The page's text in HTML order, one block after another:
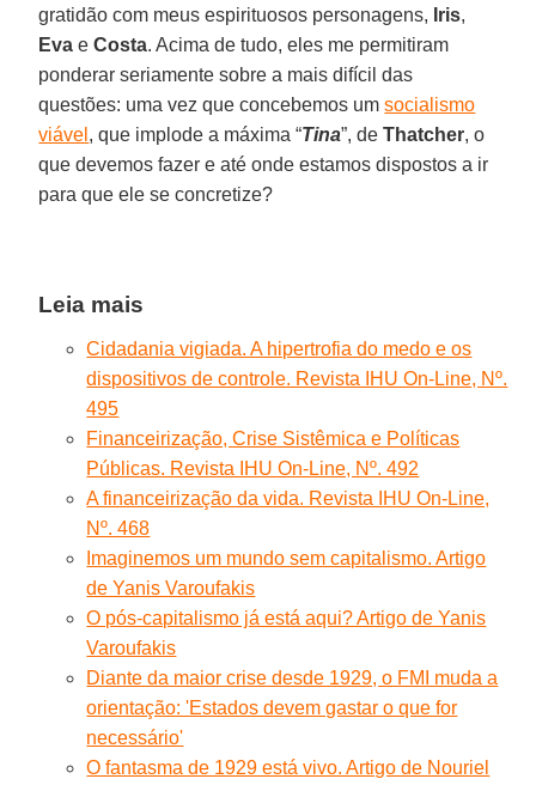
gratidão com meus espirituosos personagens, Iris,
Eva eCosta. Acima de tudo, eles me permitiram
ponderar seriamente sobre a mais difícil das
questões: uma vez que concebemos umsocialismo
viável , que implode a máxima “Tina”, deThatcher, o
que devemos fazer e até onde estamos dispostos a ir
para que ele se concretize?
Leia mais
Cidadania vigiada. A hipertrofia do medo e os
dispositivos de controle. Revista IHU On-Line, Nº.
495
Financeirização, Crise Sistêmica e Políticas
Públicas. Revista IHU On-Line, Nº. 492
A financeirização da vida. Revista IHU On-Line,
Nº. 468
Imaginemos um mundo sem capitalismo. Artigo
de Yanis Varoufakis
O pós-capitalismo já está aqui? Artigo de Yanis
Varoufakis
Diante da maior crise desde 1929, o FMI muda a
orientação: 'Estados devem gastar o que for
necessário'
O fantasma de 1929 está vivo. Artigo de Nouriel